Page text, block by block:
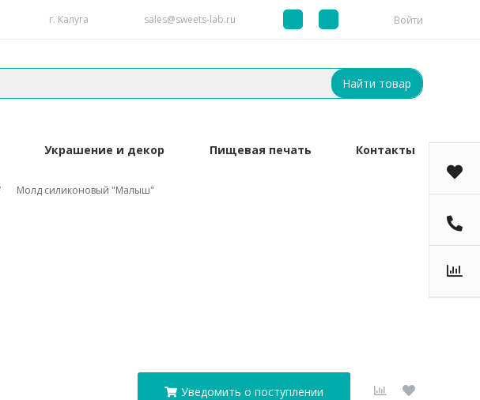
г. Калуга sales@sweets-lab.ru Войти
Найти товар
Украшение и декор Пищевая печать Контакты
Молд силиконовый "Малыш"
Уведомить о поступлении